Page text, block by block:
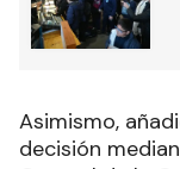
Asimismo,
decisión